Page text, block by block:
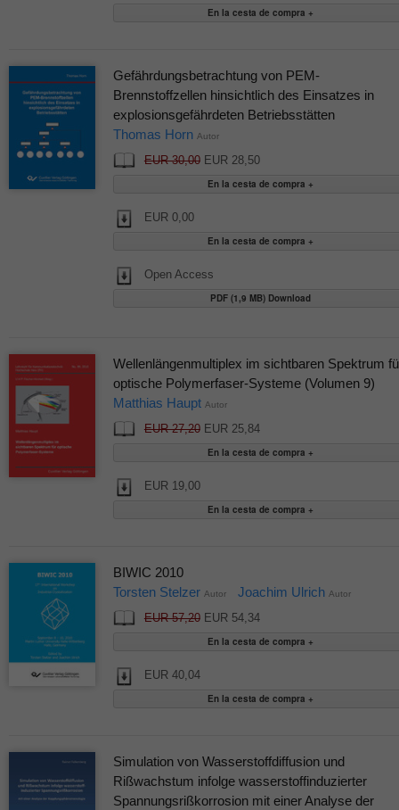
Gefährdungsbetrachtung von PEM-
Brennstoffzellen hinsichtlich des Einsatzes in
explosionsgefährdeten Betriebsstätten
Thomas Horn Autor
EUR 30,00EUR 28,50
EUR 0,00
Open Access
PDF (1,9 MB) Download
Wellenlängenmultiplex im sichtbaren Spektrum
optische Polymerfaser-Systeme (Volumen 9)
Matthias Haupt Autor
EUR 27,20EUR 25,84
EUR 19,00
BIWIC 2010
Torsten Stelzer Autor Joachim Ulrich Autor
EUR 57,20EUR 54,34
EUR 40,04
Simulation von Wasserstoffdiffusion und
Rißwachstum infolge wasserstoffinduzierter
Spannungsrißkorrosion mit einer Analyse der